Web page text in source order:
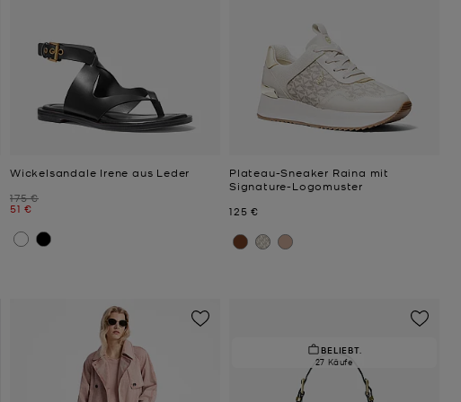
Wickelsandale Irene aus Leder
Zuvor
175 €
Jetzt
51 €
Plateau-Sneaker Raina mit
Signature-Logomuster
Jetzt
125 €
BELIEBT.
27 Käufe